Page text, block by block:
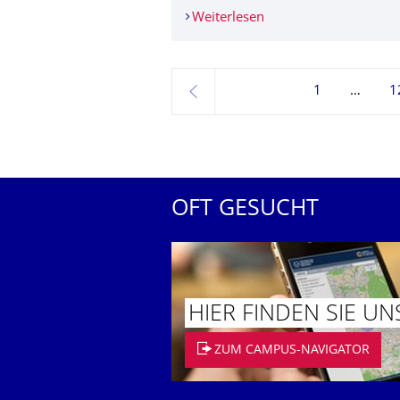
Weiterlesen BMBF-Förderung für
zurück
1
OFT GESUCHT
HIER FINDEN SIE
ZUM CAMPUS-NAVIGATOR